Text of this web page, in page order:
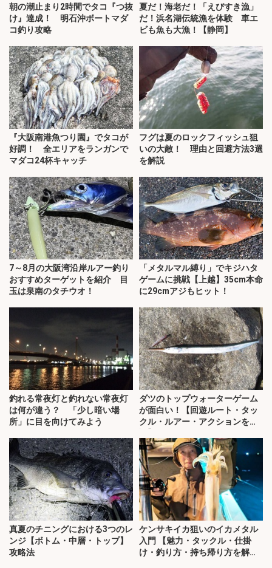
朝の潮止まり2時間でタコ『つ抜
け』達成！ 明石沖ボートマダ
コ釣り攻略
夏だ！海老だ！「えびすき漁」
だ！浜名湖伝統漁を体験 車エ
ビも魚も大漁！【静岡】
『大阪南港魚つり園』でタコが
好調！ 全エリアをランガンで
マダコ24杯キャッチ
フグは夏のロックフィッシュ狙
いの大敵！ 理由と回避方法3選
を解説
7～8月の大阪湾沿岸ルアー釣り
おすすめターゲットを紹介 目
玉は泉南のタチウオ！
「メタルマル縛り」でキジハタ
ゲームに挑戦【上越】35cm本命
に29cmアジもヒット！
釣れる常夜灯と釣れない常夜灯
は何が違う？ 「少し暗い場
所」に目を向けてみよう
ダツのトップウォーターゲーム
が面白い！【回遊ルート・タッ
クル・ルアー・アクションを解
真夏のチニングにおける3つのレ
ンジ【ボトム・中層・トップ】
攻略法
ケンサキイカ狙いのイカメタル
入門 【魅力・タックル・仕掛
け・釣り方・持ち帰り方を解